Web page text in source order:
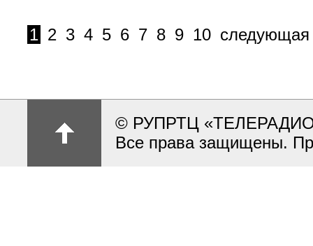
1 2 3 4 5 6 7 8 9 10 следующая
© РУПРТЦ
Все права защищены.